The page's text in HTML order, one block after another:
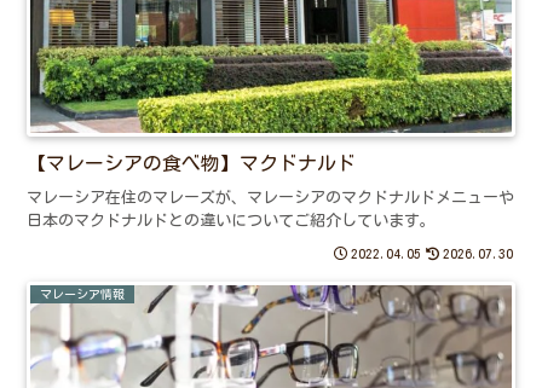
【マレーシアの食べ物】マクドナルド
マレーシア在住のマレーズが、マレーシアのマクドナルドメニューや
日本のマクドナルドとの違いについてご紹介しています。
2022.04.05 2026.07.30
マレーシア情報